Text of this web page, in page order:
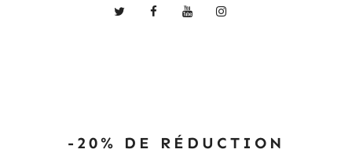
-20% DE RÉDUCTION